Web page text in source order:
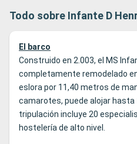
Lunge.
Todo sobre Infante D
El barco
Construido en 2.003, el MS
completamente remodelado
eslora por 11,40 metros de
camarotes, puede alojar hasta
tripulación incluye 20
hostelería de alto nivel.